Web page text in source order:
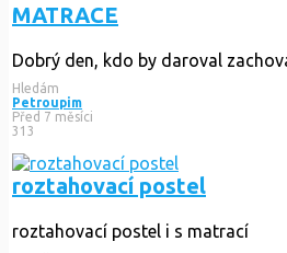
MATRACE
Dobrý den, kdo by daroval
Hledám
Petroupim
Před 7 měsíci
313
roztahovací postel
roztahovací postel i s matrací